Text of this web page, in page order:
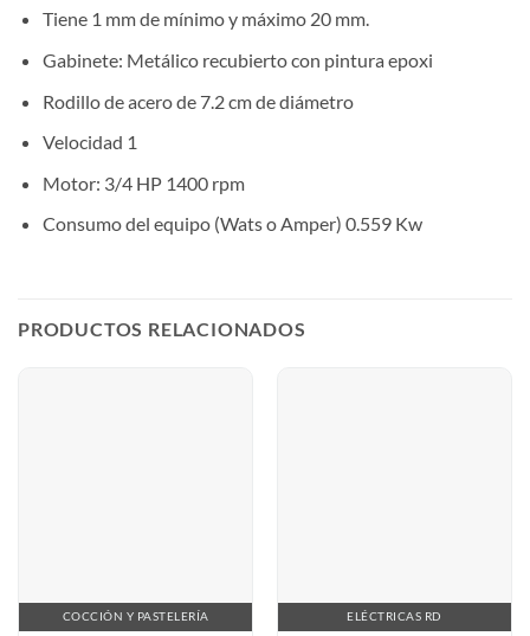
Tiene 1 mm de mínimo y máximo 20 mm.
Gabinete: Metálico recubierto con pintura epoxi
Rodillo de acero de 7.2 cm de diámetro
Velocidad 1
Motor: 3/4 HP 1400 rpm
Consumo del equipo (Wats o Amper) 0.559 Kw
PRODUCTOS RELACIONADOS
COCCIÓN Y PASTELERÍA ELÉCTRICAS RD